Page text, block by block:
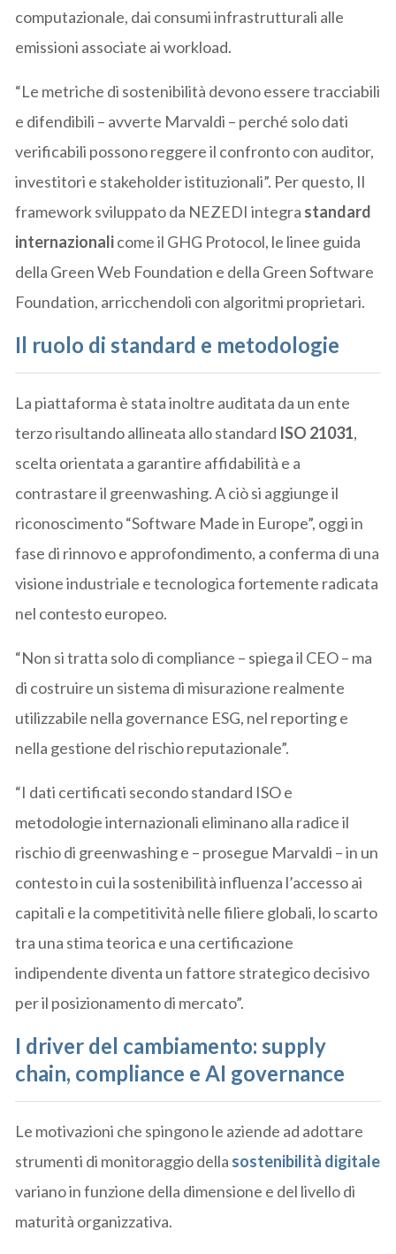
computazionale, dai consumi infrastrutturali alle
emissioni associate ai workload.
“Le metriche di sostenibilità devono essere tracciabili
e difendibili – avverte Marvaldi – perché solo dati
verificabili possono reggere il confronto con auditor,
investitori e stakeholder istituzionali”. Per questo, Il
framework sviluppato da NEZEDI integra standard
internazionalicome il GHG Protocol, le linee guida
della Green Web Foundation e della Green Software
Foundation, arricchendoli con algoritmi proprietari.
Il ruolo di standard e metodologie
La piattaforma è stata inoltre auditata da un ente
terzo risultando allineata allo standard ISO 21031,
scelta orientata a garantire affidabilità e a
contrastare il greenwashing. A ciò si aggiunge il
riconoscimento “Software Made in Europe”, oggi in
fase di rinnovo e approfondimento, a conferma di una
visione industriale e tecnologica fortemente radicata
nel contesto europeo.
“Non si tratta solo di compliance – spiega il CEO – ma
di costruire un sistema di misurazione realmente
utilizzabile nella governance ESG, nel reporting e
nella gestione del rischio reputazionale”.
“I dati certificati secondo standard ISO e
metodologie internazionali eliminano alla radice il
rischio di greenwashing e – prosegue Marvaldi – in un
contesto in cui la sostenibilità influenza l’accesso ai
capitali e la competitività nelle filiere globali, lo scarto
tra una stima teorica e una certificazione
indipendente diventa un fattore strategico decisivo
per il posizionamento di mercato”.
I driver del cambiamento: supply
chain, compliance e AI governance
Le motivazioni che spingono le aziende ad adottare
strumenti di monitoraggio della sostenibilità digitale
variano in funzione della dimensione e del livello di
maturità organizzativa.